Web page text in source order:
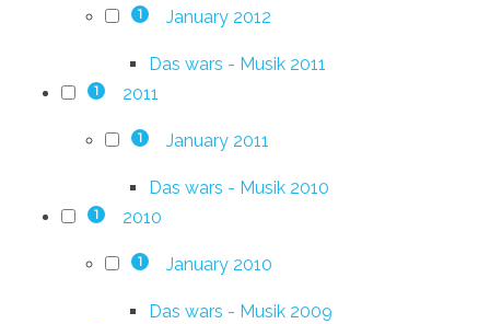
1 January 2012
Das wars - Musik 2011
1 2011
1 January 2011
Das wars - Musik 2010
1 2010
1 January 2010
Das wars - Musik 2009